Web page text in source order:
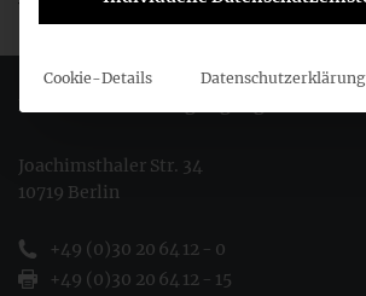
verabschiedet werden sollen.
Deutsches Rechnungslegungs Standards
Joachimsthaler Str. 34
10719 Berlin
+49 (0)30 20 64 12 - 0
+49 (0)30 20 64 12 - 15
Cookie-Details Datenschutzerklärung